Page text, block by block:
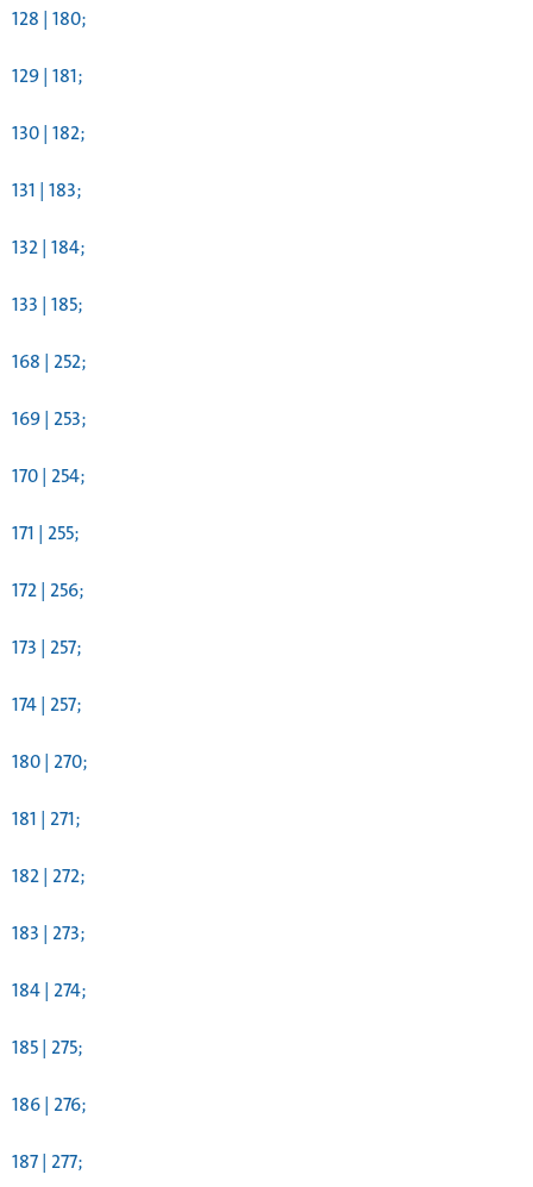
128 | 180;
129 | 181;
130 | 182;
131 | 183;
132 | 184;
133 | 185;
168 | 252;
169 | 253;
170 | 254;
171 | 255;
172 | 256;
173 | 257;
174 | 257;
180 | 270;
181 | 271;
182 | 272;
183 | 273;
184 | 274;
185 | 275;
186 | 276;
187 | 277;